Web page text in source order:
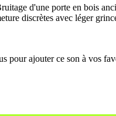
d'une porte en bois
discrètes avec léger